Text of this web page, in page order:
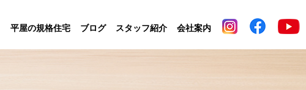
平屋の規格住宅 ブログ スタッフ紹介 会社案内